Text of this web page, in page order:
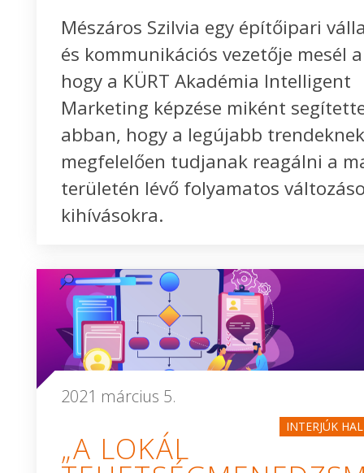
Mészáros Szilvia egy építőipari
és kommunikációs vezetője mesél
hogy a KÜRT Akadémia Intelligent
Marketing képzése miként
abban, hogy a legújabb
megfelelően tudjanak reagálni a
területén lévő folyamatos
kihívásokra.
INTERJÚK
2021 március 5.
„A LOKÁL